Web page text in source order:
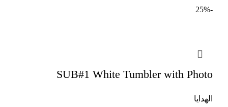
-25%
SUB#1 White Tumbler with Photo
الهدايا